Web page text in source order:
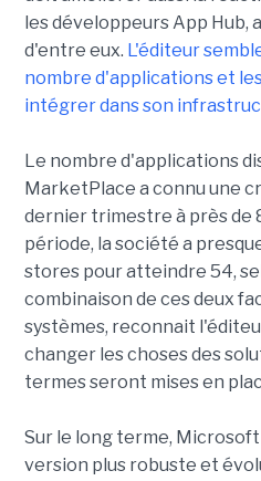
les développeurs App Hub,
d'entre eux. L'éditeur
nombre d'applications et
intégrer dans son
Le nombre d'applications
MarketPlace a connu une
dernier trimestre à près de
période, la société a
stores pour atteindre 54,
combinaison de ces deux
systèmes, reconnait
changer les choses des
termes seront mises en
Sur le long terme,
version plus robuste et